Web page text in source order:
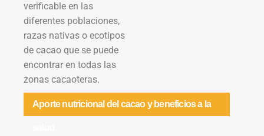
verificable en las
diferentes poblaciones,
razas nativas o ecotipos
de cacao que se puede
encontrar en todas las
zonas cacaoteras.
Aporte nutricional del cacao y beneficios a la